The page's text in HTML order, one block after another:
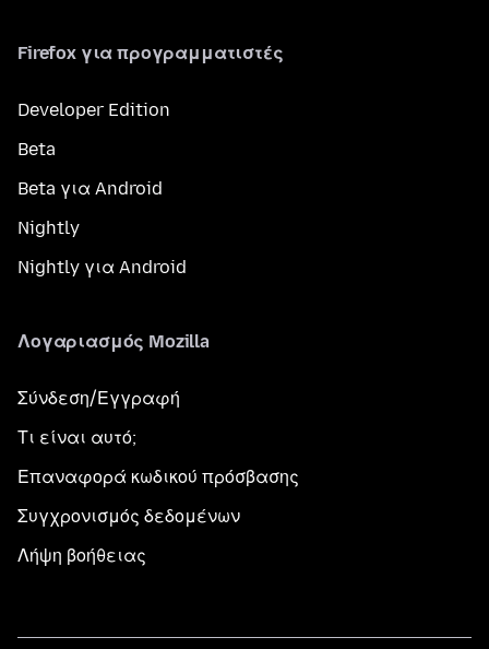
Firefox για προγραμματιστές
Developer Edition
Beta
Beta για Android
Nightly
Nightly για Android
Λογαριασμός Mozilla
Σύνδεση/Εγγραφή
Τι είναι αυτό;
Επαναφορά κωδικού πρόσβασης
Συγχρονισμός δεδομένων
Λήψη βοήθειας